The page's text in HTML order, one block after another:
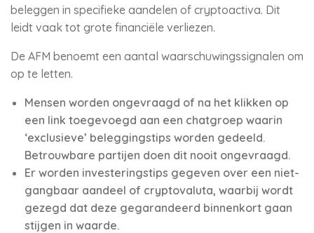
beleggen in specifieke aandelen of cryptoactiva. Dit
leidt vaak tot grote financiële verliezen.
De AFM benoemt een aantal waarschuwingssignalen om
op te letten.
Mensen worden ongevraagd of na het klikken op
een link toegevoegd aan een chatgroep waarin
‘exclusieve’ beleggingstips worden gedeeld.
Betrouwbare partijen doen dit nooit ongevraagd.
Er worden investeringstips gegeven over een niet-
gangbaar aandeel of cryptovaluta, waarbij wordt
gezegd dat deze gegarandeerd binnenkort gaan
stijgen in waarde.